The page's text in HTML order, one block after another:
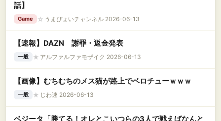
話】
Game ☆ うまぴょいチャンネル 2026-06-13
【速報】DAZN 謝罪・返金発表
一般 ★ アルファルファモザイク 2026-06-13
【画像】むちむちのメス猫が路上でベロチューｗｗｗ
一般 ★ じわ速 2026-06-13
ベジータ「勝てる！オレとこいつらの3人で戦えばなんと